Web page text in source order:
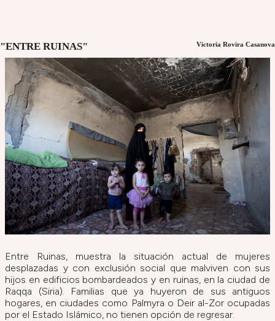
"ENTRE RUINAS" Victoria Rovira Casanova
Entre Ruinas, muestra la situación actual de mujeres
desplazadas y con exclusión social que malviven con sus
hijos en edificios bombardeados y en ruinas, en la ciudad de
Raqqa (Siria). Familias que ya huyeron de sus antiguos
hogares, en ciudades como Palmyra o Deir al-Zor ocupadas
por el Estado Islámico, no tienen opción de regresar.